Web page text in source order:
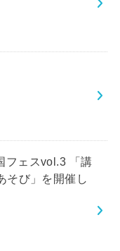
フェスvol.3 「講
び」を開催し